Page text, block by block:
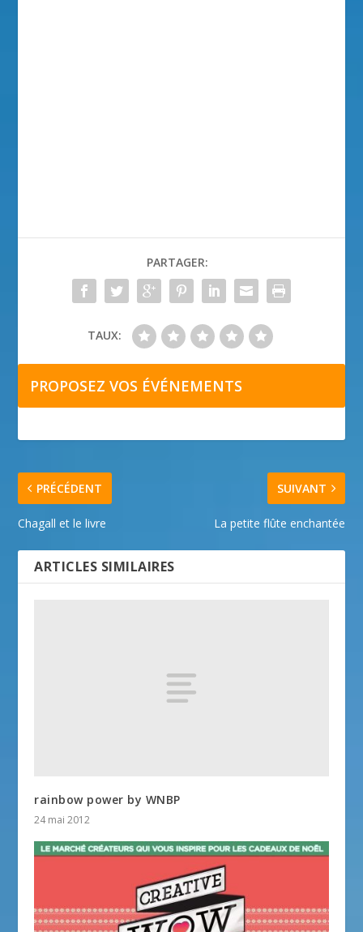
PARTAGER:
TAUX:
PROPOSEZ VOS ÉVÉNEMENTS
PRÉCÉDENT
Chagall et le livre
SUIVANT
La petite flûte enchantée
ARTICLES SIMILAIRES
rainbow power by WNBP
24 mai 2012